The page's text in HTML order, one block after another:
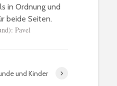
in Ordnung und
beide Seiten.
Pavel
und Kinder